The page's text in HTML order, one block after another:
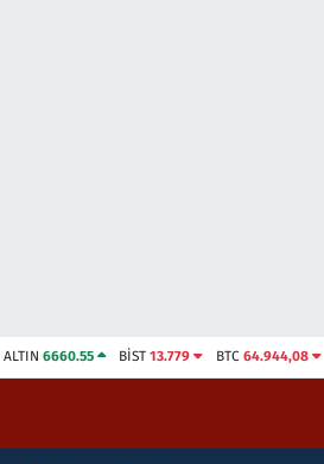
ALTIN 6660.55 BİST13.779 BTC 64.944,08